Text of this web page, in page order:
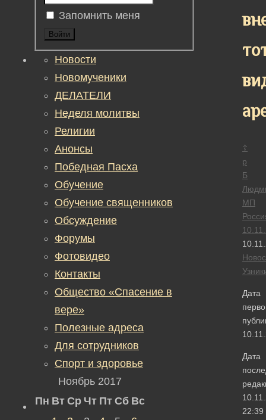
☦
р
Б
МП
Дата
Дата
22:39
Запомнить меня
Войти
Новости
Новомученики
ДЕЛАТЕЛИ
Неделя молитвы
Религии
Анонсы
Победная Пасха
Обучение
Обучение священников
Обсуждение
Форумы
Фотовидео
Контакты
Общество «Спасение в
вере»
Полезные адреса
Для сотрудников
Спорт и здоровье
Ноябрь 2017
Пн Вт Ср Чт Пт Сб Вс